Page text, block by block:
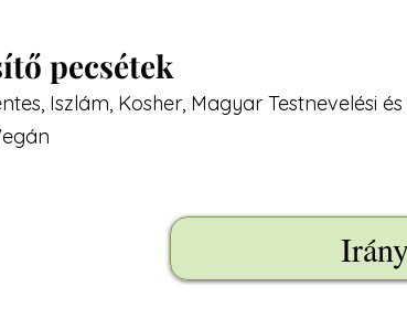
pecsétek
Iszlám, Kosher, Magyar Testnevelési